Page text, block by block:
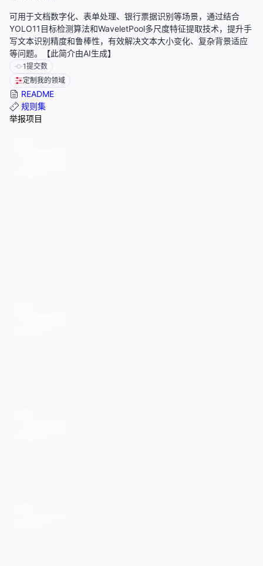
可用于文档数字化、表单处理、银行票据识别等场景，通过结合
YOLO11目标检测算法和WaveletPool多尺度特征提取技术，提升手
写文本识别精度和鲁棒性，有效解决文本大小变化、复杂背景适应
等问题。【此简介由AI生成】
1提交数
定制我的领域
README
规则集
举报项目